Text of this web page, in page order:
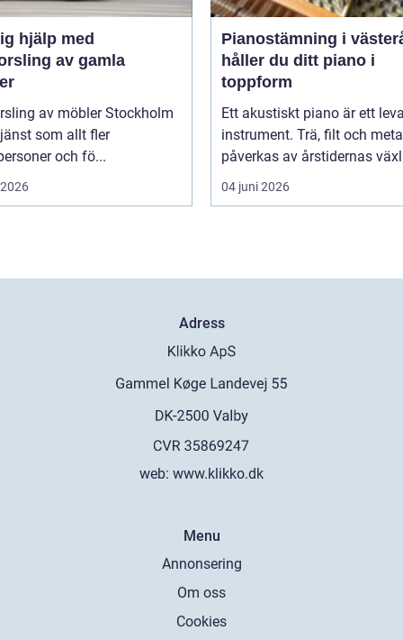
hjälp med
av gamla
av möbler Stockholm
som allt fler
och fö...
Pianostämning i
håller du ditt piano i
toppform
Ett akustiskt piano är ett
instrument. Trä, filt och
påverkas av årstidernas
04 juni 2026
Adress
web: www.klikko.dk
Menu
Annonsering
Om oss
Cookies